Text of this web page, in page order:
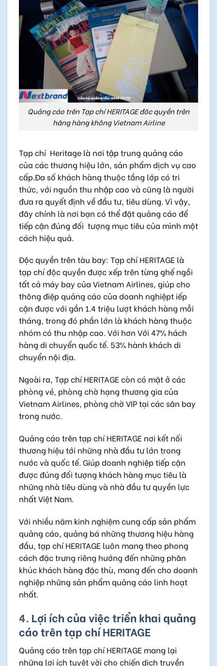
Quảng cáo trên Tạp chí HERITAGE đôc quyền trên
hãng hàng không Vietnam Airline
Tạp chí Heritage là nơi tập trung quảng cáo
của các thương hiệu lớn, sản phẩm dịch vụ cao
cấp.Đa số khách hàng thuộc tầng lớp có tri
thức, với nguồn thu nhập cao và cũng là người
đưa ra quyết định về đầu tư, tiêu dùng. Vì vậy,
đây chính là nơi bạn có thể đặt quảng cáo để
tiếp cận đúng đối tượng mục tiêu của mình một
cách hiệu quả.
Độc quyền trên tàu bay: Tạp chí HERITAGE là
tạp chí độc quyền được xếp trên từng ghế ngồi
tất cả máy bay của Vietnam Airlines, giúp cho
thông điệp quảng cáo của doanh nghiệpt iếp
cận được với gần 1.4 triệu lượt khách hàng mỗi
tháng, trong đó phần lớn là khách hàng thuộc
nhóm có thu nhập cao. Với hơn Với 47% hách
hàng di chuyển quốc tế. 53% hành khách di
chuyển nội địa.
Ngoài ra, Tạp chí HERITAGE còn có mặt ở các
phòng vé, phòng chờ hạng thương gia của
Vietnam Airlines, phòng chờ VIP tại các sân bay
trong nước.
Quảng cáo trên tạp chí HERITAGE nơi kết nối
thương hiệu tới những nhà đầu tư lớn trong
nước và quốc tế. Giúp doanh nghiệp tiếp cận
được đúng đối tượng khách hàng mục tiêu là
những nhà tiêu dùng và nhà đầu tư quyền lực
nhất Việt Nam.
Với nhiều năm kinh nghiệm cung cấp sản phẩm
quảng cáo, quảng bá những thương hiệu hàng
đầu, tạp chí HERITAGE luôn mang theo phong
cách đặc trưng riêng hướng đến những phân
khúc khách hàng đặc thù, mang đến cho doanh
nghiệp những sản phẩm quảng cáo linh hoạt
nhất.
4. Lợi ích của việc triển khai quảng
cáo trên tạp chí HERITAGE
Quảng cáo trên tạp chí HERITAGE mang lại
những lợi ích tuyệt vời cho chiến dịch truyền